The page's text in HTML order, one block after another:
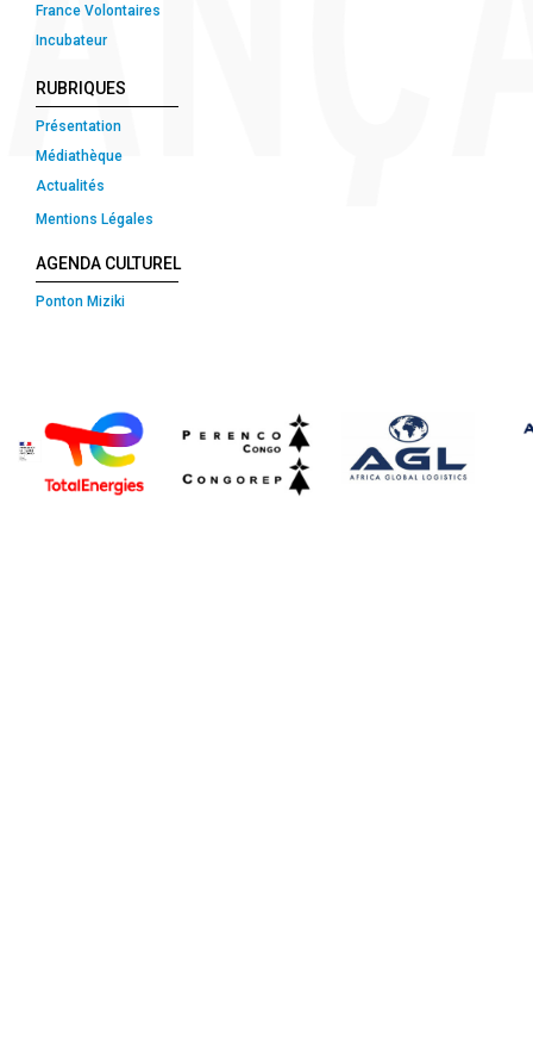
France Volontaires
Incubateur
RUBRIQUES
Présentation
Médiathèque
Actualités
Mentions Légales
AGENDA CULTUREL
Ponton Miziki